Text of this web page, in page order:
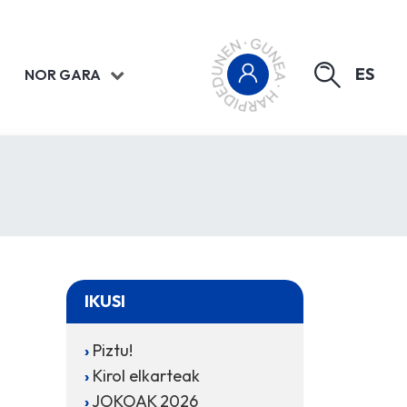
NOR GARA ES
IKUSI
Piztu!
Kirol elkarteak
JOKOAK 2026